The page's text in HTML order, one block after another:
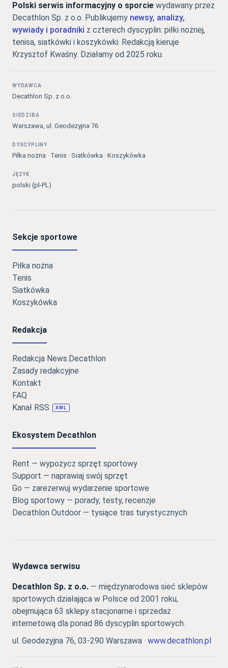
Polski serwis informacyjny o sporcie wydawany przez
Decathlon Sp. z o.o. Publikujemy newsy, analizy,
wywiady i poradniki z czterech dyscyplin: piłki nożnej,
tenisa, siatkówki i koszykówki. Redakcją kieruje
Krzysztof Kwaśny. Działamy od 2025 roku.
WYDAWCA
Decathlon Sp. z o.o.
SIEDZIBA
Warszawa, ul. Geodezyjna 76
DYSCYPLINY
Piłka nożna · Tenis · Siatkówka · Koszykówka
JĘZYK
polski (pl-PL)
Sekcje sportowe
Piłka nożna
Tenis
Siatkówka
Koszykówka
Redakcja
Redakcja News.Decathlon
Zasady redakcyjne
Kontakt
FAQ
Kanał RSS
XML
Ekosystem Decathlon
Rent — wypożycz sprzęt sportowy
Support — naprawiaj swój sprzęt
Go — zarezerwuj wydarzenie sportowe
Blog sportowy — porady, testy, recenzje
Decathlon Outdoor — tysiące tras turystycznych
Wydawca serwisu
Decathlon Sp. z o.o. — międzynarodowa sieć sklepów
sportowych działająca w Polsce od 2001 roku,
obejmująca 63 sklepy stacjonarne i sprzedaż
internetową dla ponad 86 dyscyplin sportowych.
ul. Geodezyjna 76, 03-290 Warszawa · www.decathlon.pl